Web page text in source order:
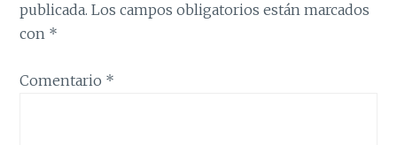
publicada. Los campos obligatorios están marcados
con *
Comentario *